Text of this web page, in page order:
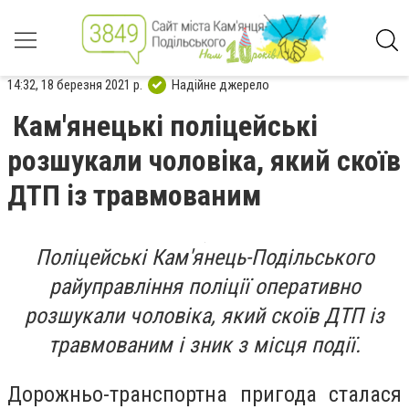
14:32, 18 березня 2021 р. Надійне джерело
Кам'янецькі поліцейські
розшукали чоловіка, який скоїв
ДТП із травмованим
Поліцейські Кам'янець-Подільського
райуправління поліції оперативно
розшукали чоловіка, який скоїв ДТП із
травмованим і зник з місця події.
Дорожньо-транспортна пригода сталася